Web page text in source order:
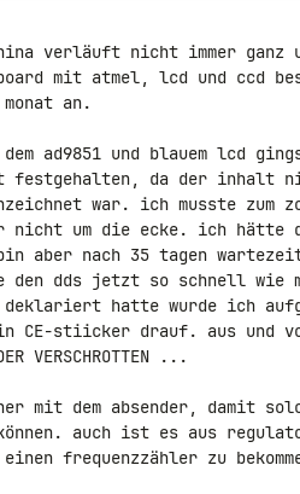
verläuft nicht immer ganz
mit atmel, lcd und ccd
an.
ad9851 und blauem lcd
festgehalten, da der inhalt
war. ich musste zum
nicht um die ecke. ich hätte
aber nach 35 tagen
den dds jetzt so schnell wie
hatte wurde ich
stiicker drauf. aus und
VERSCHROTTEN ...
mit dem absender, damit
können. auch ist es aus
frequenzzähler zu